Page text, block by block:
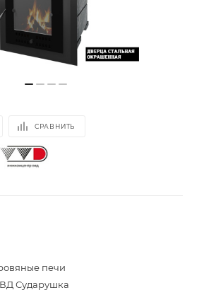
СРАВНИТЬ
печи
Сударушка